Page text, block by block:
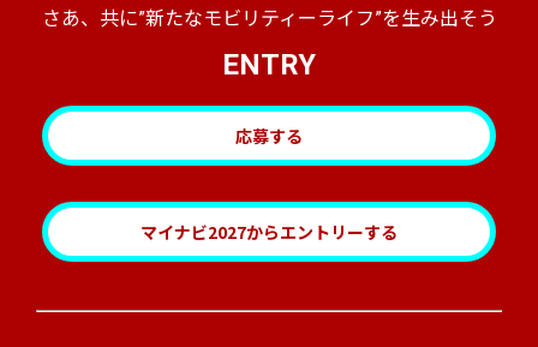
さあ、共に”新たなモビリティーライフ”を生み出そう
ENTRY
応募する
マイナビ2027からエントリーする